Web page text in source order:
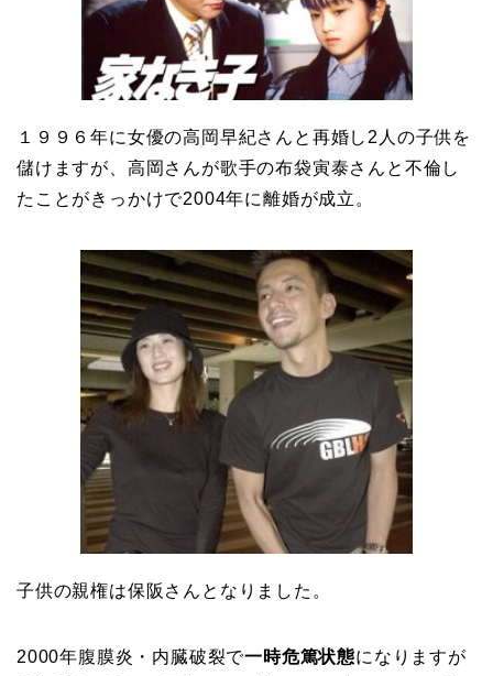
１９９６年に女優の高岡早紀さんと再婚し2人の子供を
儲けますが、高岡さんが歌手の布袋寅泰さんと不倫し
たことがきっかけで2004年に離婚が成立。
子供の親権は保阪さんとなりました。
2000年腹膜炎・内臓破裂で一時危篤状態になりますが